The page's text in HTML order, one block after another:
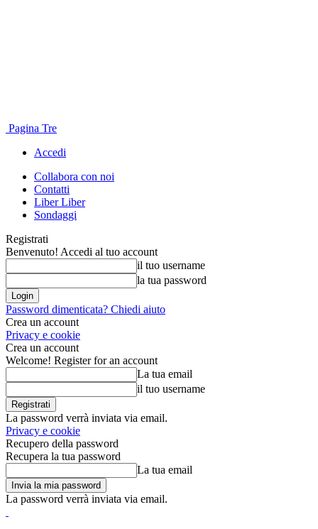
Pagina Tre
Accedi
Collabora con noi
Contatti
Liber Liber
Sondaggi
Registrati
Benvenuto! Accedi al tuo account
il tuo username
la tua password
Password dimenticata? Chiedi aiuto
Crea un account
Privacy e cookie
Crea un account
Welcome! Register for an account
La tua email
il tuo username
La password verrà inviata via email.
Privacy e cookie
Recupero della password
Recupera la tua password
La tua email
La password verrà inviata via email.